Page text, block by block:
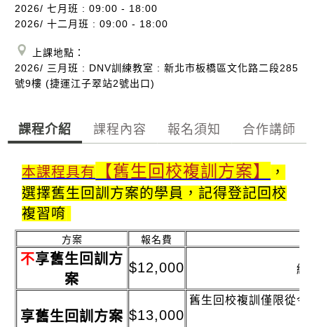
2026/ 七月班 : 09:00 - 18:00
2026/ 十二月班 : 09:00 - 18:00
上課地點：
2026/ 三月班 : DNV訓練教室 : 新北市板橋區文化路二段285
號9樓 (捷運江子翠站2號出口)
課程介紹 課程內容 報名須知 合作講師
本課程具有 【舊生回校複訓方案】
，
選擇舊生回訓方案的學員，記得登記回校
複習唷
方案 報名費
不享舊生回訓方
案
$12,000 結
享舊生回訓方案 $13,000
舊生回校複訓僅限從今